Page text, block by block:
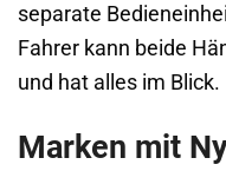
separate
Fahrer kann beide
und hat alles im Blick.
Marken mit